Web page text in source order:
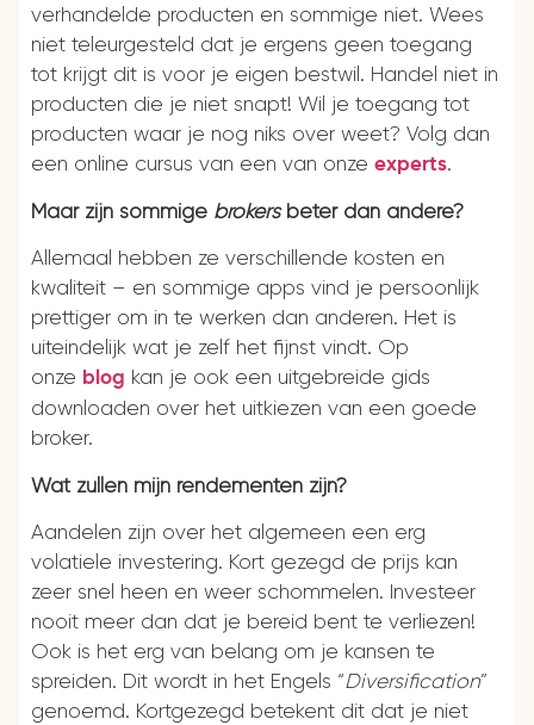
verhandelde producten en sommige niet. Wees
niet teleurgesteld dat je ergens geen toegang
tot krijgt dit is voor je eigen bestwil. Handel niet in
producten die je niet snapt! Wil je toegang tot
producten waar je nog niks over weet? Volg dan
een online cursus van een van onze experts.
Maar zijn sommige brokers beter dan andere?
Allemaal hebben ze verschillende kosten en
kwaliteit – en sommige apps vind je persoonlijk
prettiger om in te werken dan anderen. Het is
uiteindelijk wat je zelf het fijnst vindt. Op
onze blog kan je ook een uitgebreide gids
downloaden over het uitkiezen van een goede
broker.
Wat zullen mijn rendementen zijn?
Aandelen zijn over het algemeen een erg
volatiele investering. Kort gezegd de prijs kan
zeer snel heen en weer schommelen. Investeer
nooit meer dan dat je bereid bent te verliezen!
Ook is het erg van belang om je kansen te
spreiden. Dit wordt in het Engels “Diversification”
genoemd. Kortgezegd betekent dit dat je niet